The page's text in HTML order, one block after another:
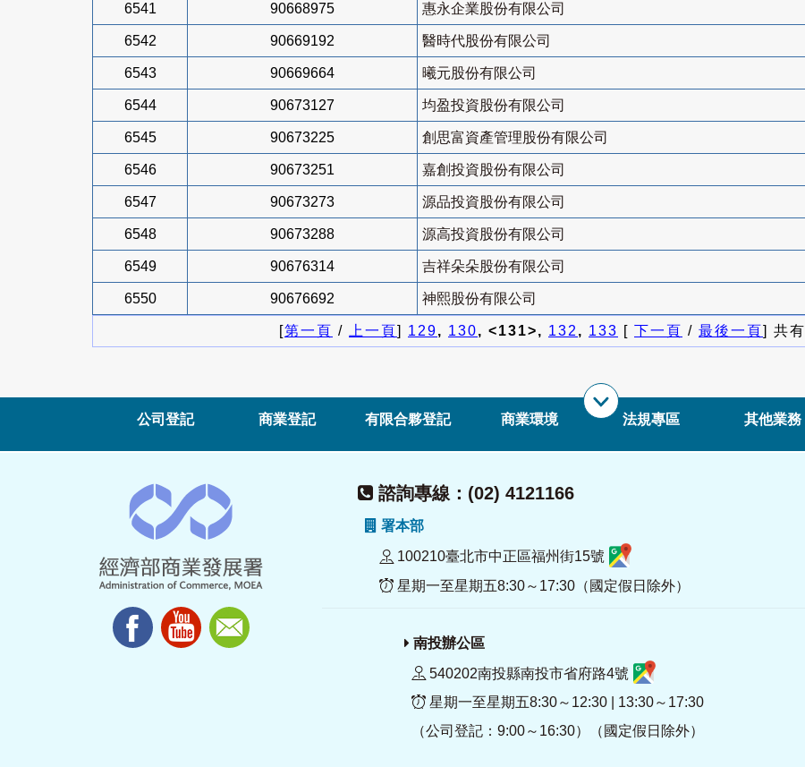
6541 90668975 惠永企業股份有限公司
6542 90669192 醫時代股份有限公司
6543 90669664 曦元股份有限公司
6544 90673127 均盈投資股份有限公司
6545 90673225 創思富資產管理股份有限公司
6546 90673251 嘉創投資股份有限公司
6547 90673273 源品投資股份有限公司
6548 90673288 源高投資股份有限公司
6549 90676314 吉祥朵朵股份有限公司
6550 90676692 神熙股份有限公司
[第一頁 / 上一頁] 129, 130, <131>, 132, 133 [ 下一頁 / 最後一頁] 共有
公司登記 商業登記 有限合夥登記 商業環境 法規專區 其他業務
諮詢專線：(02) 4121166
署本部
100210臺北市中正區福州街15號
星期一至星期五8:30～17:30（國定假日除外）
南投辦公區
540202南投縣南投市省府路4號
星期一至星期五8:30～12:30 | 13:30～17:30
（公司登記：9:00～16:30）（國定假日除外）